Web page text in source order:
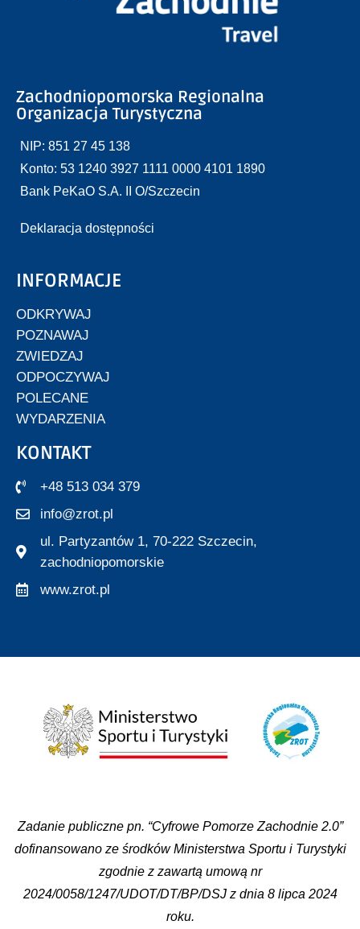
Zachodniopomorska Regionalna
Organizacja Turystyczna
NIP: 851 27 45 138
Konto: 53 1240 3927 1111 0000 4101 1890
Bank PeKaO S.A. II O/Szczecin
Deklaracja dostępności
INFORMACJE
ODKRYWAJ
POZNAWAJ
ZWIEDZAJ
ODPOCZYWAJ
POLECANE
WYDARZENIA
KONTAKT
+48 513 034 379
info@zrot.pl
ul. Partyzantów 1, 70-222 Szczecin,
zachodniopomorskie
www.zrot.pl
Zadanie publiczne pn. “Cyfrowe Pomorze Zachodnie 2.0”
dofinansowano ze środków Ministerstwa Sportu i Turystyki
zgodnie z zawartą umową nr
2024/0058/1247/UDOT/DT/BP/DSJ z dnia 8 lipca 2024
roku.